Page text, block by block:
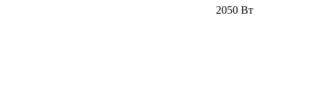
2050 Вт